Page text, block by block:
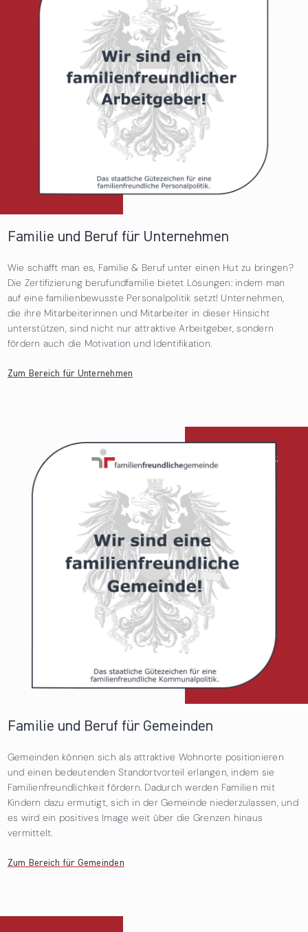
Familie und Beruf für Unternehmen
Wie schafft man es, Familie & Beruf unter einen Hut zu bringen?
Die Zertifizierung berufundfamilie bietet Lösungen: indem man
auf eine familienbewusste Personalpolitik setzt! Unternehmen,
die ihre Mitarbeiterinnen und Mitarbeiter in dieser Hinsicht
unterstützen, sind nicht nur attraktive Arbeitgeber, sondern
fördern auch die Motivation und Identifikation.
Zum Bereich für Unternehmen
Familie und Beruf für Gemeinden
Gemeinden können sich als attraktive Wohnorte positionieren
und einen bedeutenden Standortvorteil erlangen, indem sie
Familienfreundlichkeit fördern. Dadurch werden Familien mit
Kindern dazu ermutigt, sich in der Gemeinde niederzulassen, und
es wird ein positives Image weit über die Grenzen hinaus
vermittelt.
Zum Bereich für Gemeinden